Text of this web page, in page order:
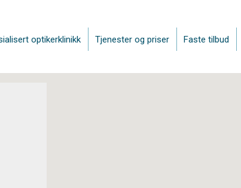
optikerklinikk Tjenester og priser Faste tilbud